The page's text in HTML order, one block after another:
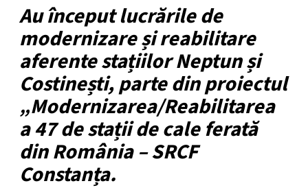
Au început lucrările de
modernizare și reabilitare
aferente stațiilorNeptun și
Costinești, parte din proiectul
„Modernizarea/Reabilitarea
a 47 de stații de cale ferată
din România – SRCF
Constanța.